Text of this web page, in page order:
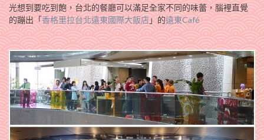
光想到要吃到飽，台北的餐廳可以滿足全家不同的味蕾，腦裡直覺
的蹦出「香格里拉台北遠東國際大飯店」的遠東Café